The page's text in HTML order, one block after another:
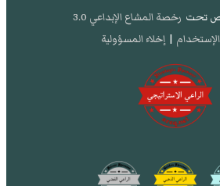
تحت رخصة المشاع الإبداعي 3.0
| إخلاء المسؤولية